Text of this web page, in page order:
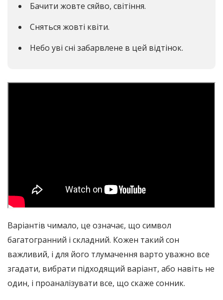
Бачити жовте сяйво, світіння.
Сняться жовті квіти.
Небо уві сні забарвлене в цей відтінок.
Варіантів чимало, це означає, що символ
багатогранний і складний. Кожен такий сон
важливий, і для його тлумачення варто уважно все
згадати, вибрати підходящий варіант, або навіть не
один, і проаналізувати все, що скаже сонник.